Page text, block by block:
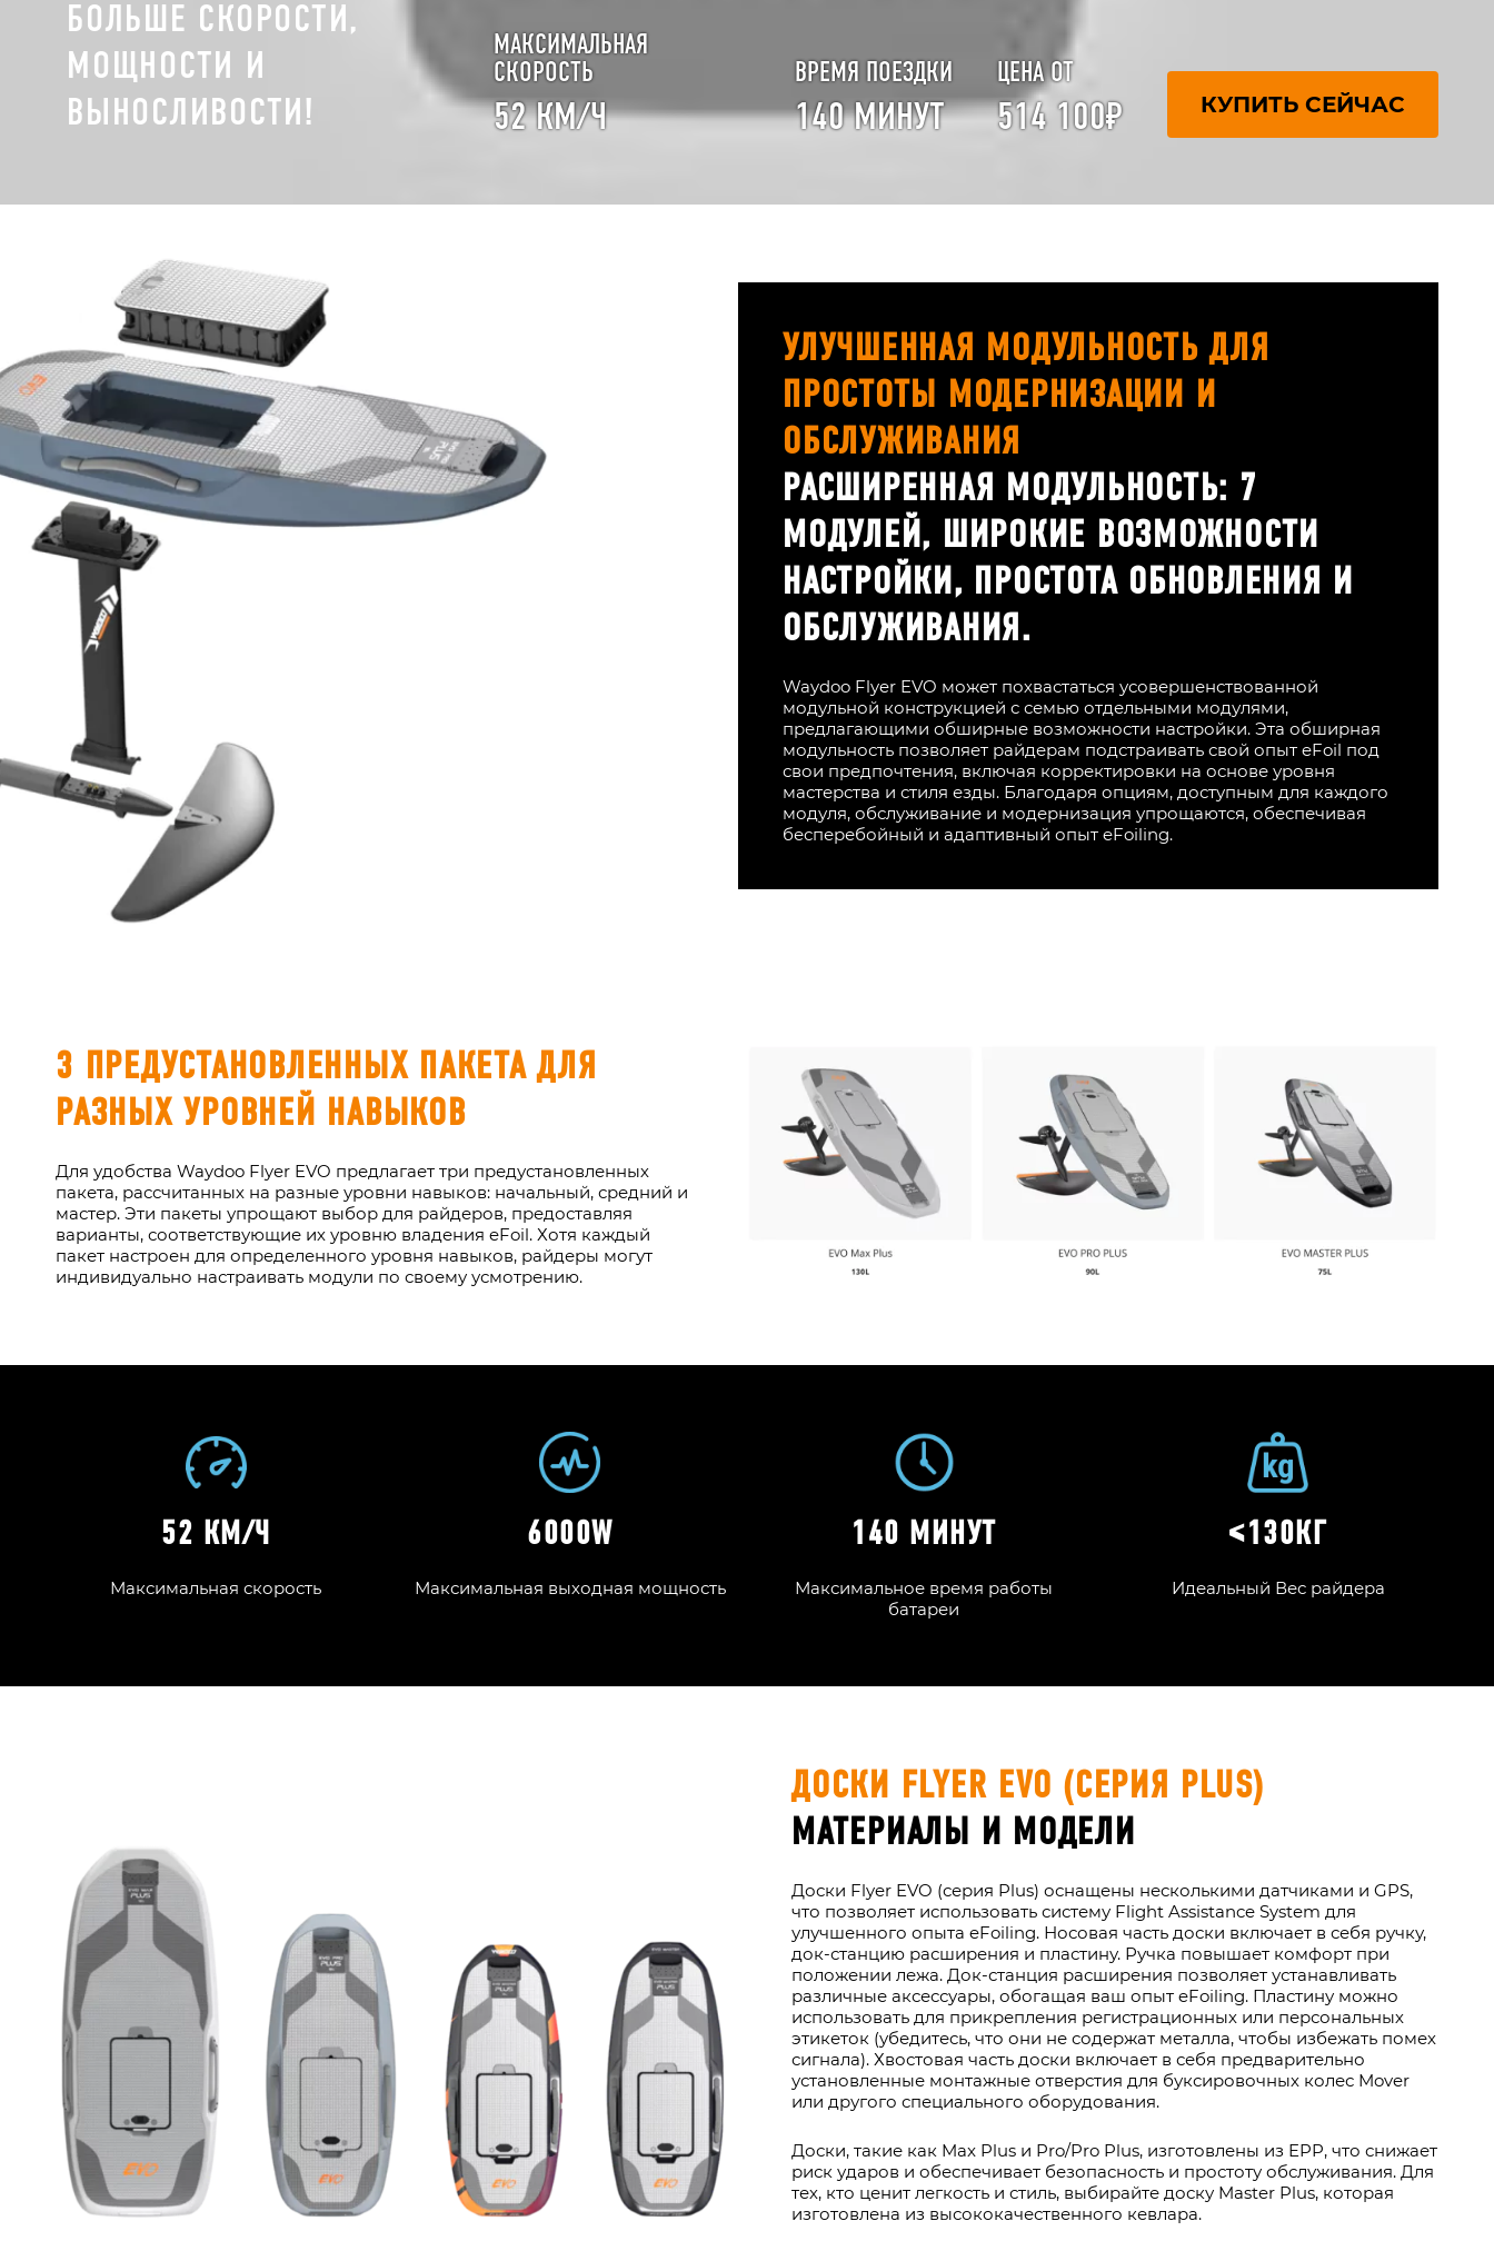
БОЛЬШЕ СКОРОСТИ,
МОЩНОСТИ И
ВЫНОСЛИВОСТИ!
МАКСИМАЛЬНАЯ
СКОРОСТЬ
52 КМ/Ч
ВРЕМЯ ПОЕЗДКИ
140 МИНУТ
ЦЕНА ОТ
514 100₽ КУПИТЬ СЕЙЧАС
УЛУЧШЕННАЯ МОДУЛЬНОСТЬ ДЛЯ
ПРОСТОТЫ МОДЕРНИЗАЦИИ И
ОБСЛУЖИВАНИЯ
РАСШИРЕННАЯ МОДУЛЬНОСТЬ: 7
МОДУЛЕЙ, ШИРОКИЕ ВОЗМОЖНОСТИ
НАСТРОЙКИ, ПРОСТОТА ОБНОВЛЕНИЯ И
ОБСЛУЖИВАНИЯ.
Waydoo Flyer EVO может похвастаться усовершенствованной
модульной конструкцией с семью отдельными модулями,
предлагающими обширные возможности настройки. Эта обширная
модульность позволяет райдерам подстраивать свой опыт eFoil под
свои предпочтения, включая корректировки на основе уровня
мастерства и стиля езды. Благодаря опциям, доступным для каждого
модуля, обслуживание и модернизация упрощаются, обеспечивая
бесперебойный и адаптивный опыт eFoiling.
3 ПРЕДУСТАНОВЛЕННЫХ ПАКЕТА ДЛЯ
РАЗНЫХ УРОВНЕЙ НАВЫКОВ
Для удобства Waydoo Flyer EVO предлагает три предустановленных
пакета, рассчитанных на разные уровни навыков: начальный, средний и
мастер. Эти пакеты упрощают выбор для райдеров, предоставляя
варианты, соответствующие их уровню владения eFoil. Хотя каждый
пакет настроен для определенного уровня навыков, райдеры могут
индивидуально настраивать модули по своему усмотрению.
52 КМ/Ч
Максимальная скорость
6000W
Максимальная выходная мощность
140 МИНУТ
Максимальное время работы
батареи
≤130КГ
Идеальный Вес райдера
ДОСКИ FLYER EVO (СЕРИЯ PLUS)
МАТЕРИАЛЫ И МОДЕЛИ
Доски Flyer EVO (серия Plus) оснащены несколькими датчиками и GPS,
что позволяет использовать систему Flight Assistance System для
улучшенного опыта eFoiling. Носовая часть доски включает в себя ручку,
док-станцию расширения и пластину. Ручка повышает комфорт при
положении лежа. Док-станция расширения позволяет устанавливать
различные аксессуары, обогащая ваш опыт eFoiling. Пластину можно
использовать для прикрепления регистрационных или персональных
этикеток (убедитесь, что они не содержат металла, чтобы избежать помех
сигнала). Хвостовая часть доски включает в себя предварительно
установленные монтажные отверстия для буксировочных колес Mover
или другого специального оборудования.
Доски, такие как Max Plus и Pro/Pro Plus, изготовлены из EPP, что снижает
риск ударов и обеспечивает безопасность и простоту обслуживания. Для
тех, кто ценит легкость и стиль, выбирайте доску Master Plus, которая
изготовлена из высококачественного кевлара.